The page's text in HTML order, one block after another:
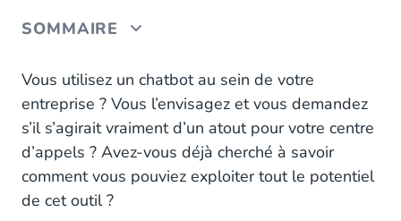
SOMMAIRE
Les Avantages Commerciaux d’un Chatbot IA
Les chatbots offrent une assistance 24/7
Economisez grâce aux chatbots
Les Chatbots accélèrent les Process de Service
Client
Vous utilisez un chatbot au sein de votre
entreprise ? Vous l’envisagez et vous demandez
s’il s’agirait vraiment d’un atout pour votre centre
d’appels ? Avez-vous déjà cherché à savoir
comment vous pouviez exploiter tout le potentiel
de cet outil ?